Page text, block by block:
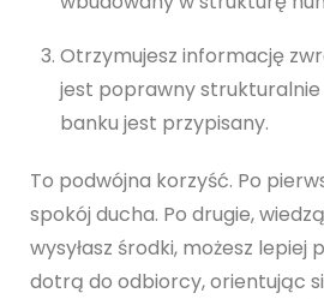
Otrzymujesz informację
jest poprawny strukturalnie
banku jest przypisany.
To podwójna korzyść. Po
spokój ducha. Po drugie,
wysyłasz środki, możesz lepiej
dotrą do odbiorcy, orientując